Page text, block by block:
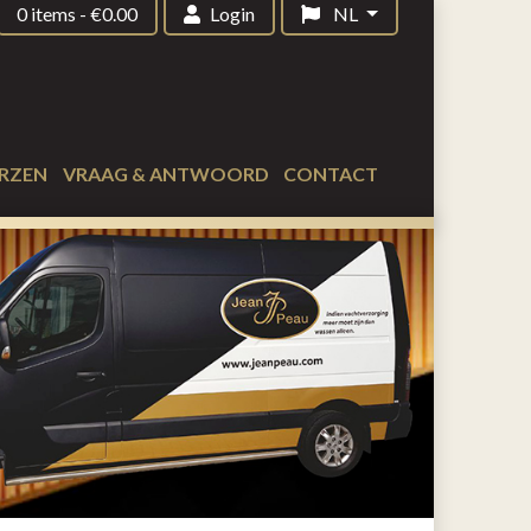
0 items -€0.00 Login NL
VRAAG & ANTWOORD CONTACT